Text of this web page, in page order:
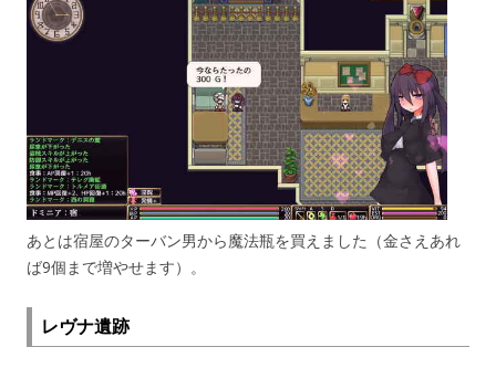
あとは宿屋のターバン男から魔法瓶を買えました（金さえあれ
ば9個まで増やせます）。
レヴナ遺跡